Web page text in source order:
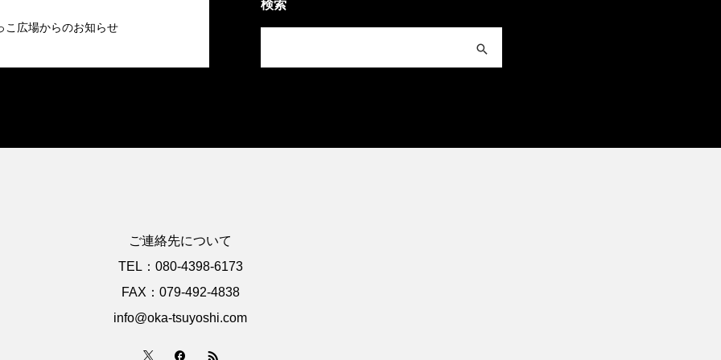
こ広場からのお知らせ
検索
ご連絡先について
TEL：080-4398-6173
FAX：079-492-4838
info@oka-tsuyoshi.com